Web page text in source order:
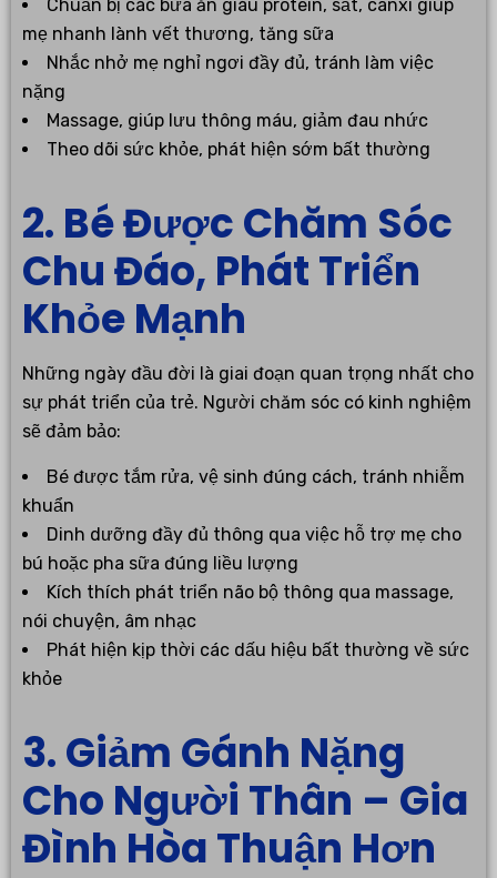
Chuẩn bị các bữa ăn giàu protein, sắt, canxi giúp
mẹ nhanh lành vết thương, tăng sữa
Nhắc nhở mẹ nghỉ ngơi đầy đủ, tránh làm việc
nặng
Massage, giúp lưu thông máu, giảm đau nhức
Theo dõi sức khỏe, phát hiện sớm bất thường
2. Bé Được Chăm Sóc
Chu Đáo, Phát Triển
Khỏe Mạnh
Những ngày đầu đời là giai đoạn quan trọng nhất cho
sự phát triển của trẻ. Người chăm sóc có kinh nghiệm
sẽ đảm bảo:
Bé được tắm rửa, vệ sinh đúng cách, tránh nhiễm
khuẩn
Dinh dưỡng đầy đủ thông qua việc hỗ trợ mẹ cho
bú hoặc pha sữa đúng liều lượng
Kích thích phát triển não bộ thông qua massage,
nói chuyện, âm nhạc
Phát hiện kịp thời các dấu hiệu bất thường về sức
khỏe
3. Giảm Gánh Nặng
Cho Người Thân – Gia
Đình Hòa Thuận Hơn